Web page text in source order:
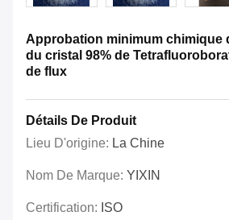
Approbation minimum chimique
du cristal 98% de
de flux
Détails De Produit
Lieu D'origine: La Chine
Nom De Marque: YIXIN
Certification: ISO